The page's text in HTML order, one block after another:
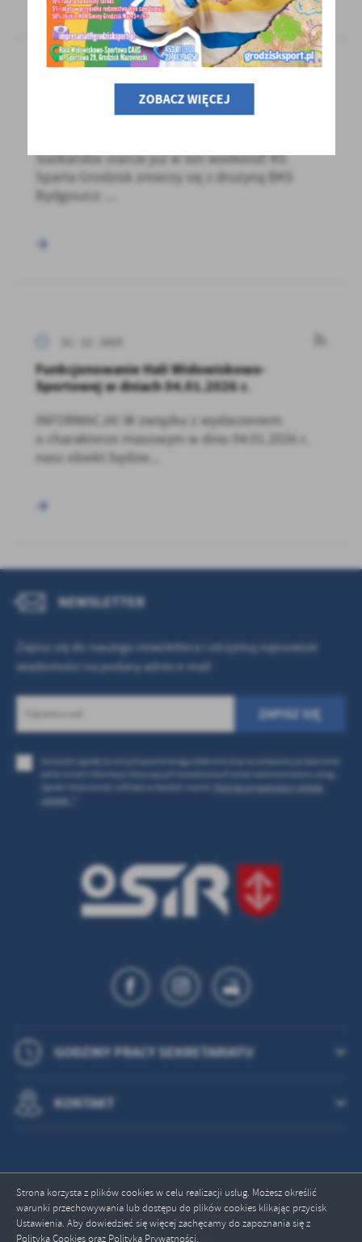
Strona korzysta z plików cookies w celu realizacji usług. Możesz określić
warunki przechowywania lub dostępu do plików cookies klikając przycisk
Ustawienia. Aby dowiedzieć się więcej zachęcamy do zapoznania się z
Polityką Cookies oraz Polityką Prywatności.
Siatkarskie starcie już w ten weekend! KS
Sparta Grodzisk zmierzy się z drużyną BKS
Bydgoszcz. ...
Funkcjonowanie Hali Widowiskowo-
Sportowej w dniach 04.01.2026 r.
INFORMACJA! W związku z wydarzeniem
o charakterze masowym w dniu 04.01.2026 r.
nasz obiekt będzie...
NEWSLETTER
Zapisz się do naszego newslettera i otrzymuj najnowsze
wiadomości na podany adres e-mail
Wyrażam zgodę na otrzymywanie drogą elektroniczną na wskazany przeze mnie
adres e-mail informacji dotyczących świadczonych przez Administratora usług.
Zgoda może zostać cofnięta w każdym czasie.
Polityka prywatności i plików
cookies *
GODZINY PRACY SEKRETARIATU
KONTAKT
Odwiedzin: 752291
ZOBACZ WIĘCEJ